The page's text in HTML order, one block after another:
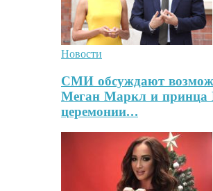
Новости
СМИ обсуждают
Меган Маркл и принца
церемонии…